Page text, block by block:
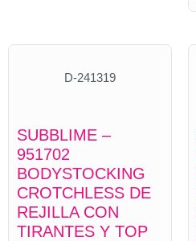
D-241319
SUBBLIME –
951702
BODYSTOCKING
CROTCHLESS DE
REJILLA CON
TIRANTES Y TOP